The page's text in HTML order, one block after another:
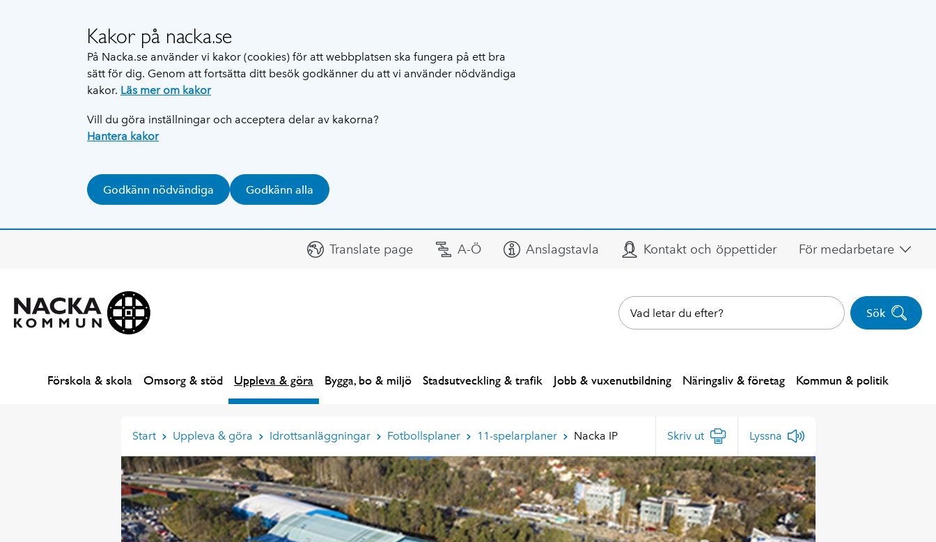
Kakor på nacka.se
På Nacka.se använder vi kakor (cookies) för att webbplatsen ska fungera på ett bra
sätt för dig. Genom att fortsätta ditt besök godkänner du att vi använder nödvändiga
kakor. Läs mer om kakor
Vill du göra inställningar och acceptera delar av kakorna?
Hantera kakor
Godkänn nödvändiga Godkänn alla
Translate page A-Ö Anslagstavla Kontakt och öppettider För medarbetare
Sök
Förskola & skola Omsorg & stöd Uppleva & göra Bygga, bo & miljö Stadsutveckling & trafik Jobb & vuxenutbildning Näringsliv & företag Kommun & politik
Start Uppleva & göra Idrottsanläggningar Fotbollsplaner 11-spelarplaner Nacka IP Skriv ut Lyssna